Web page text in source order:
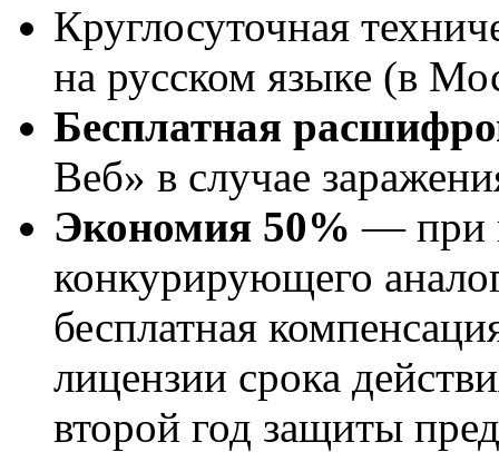
Круглосуточная
на русском языке (в
Бесплатная
Веб» в случае
Экономия 50% — при
конкурирующего
бесплатная
лицензии срока
второй год защиты